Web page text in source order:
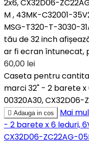
2x6, CX32D06-
M , 43MK-C32001-
MSG-T320-T-3030-
tău de 32 inch
ar fi ecran întunecat,
60,00 lei
Caseta pentru
marci 32" - 2 barete x
00320A30,
 Adauga in cos Mai
- 2 barete x 6 leduri,
CX32D06-ZC22AG-